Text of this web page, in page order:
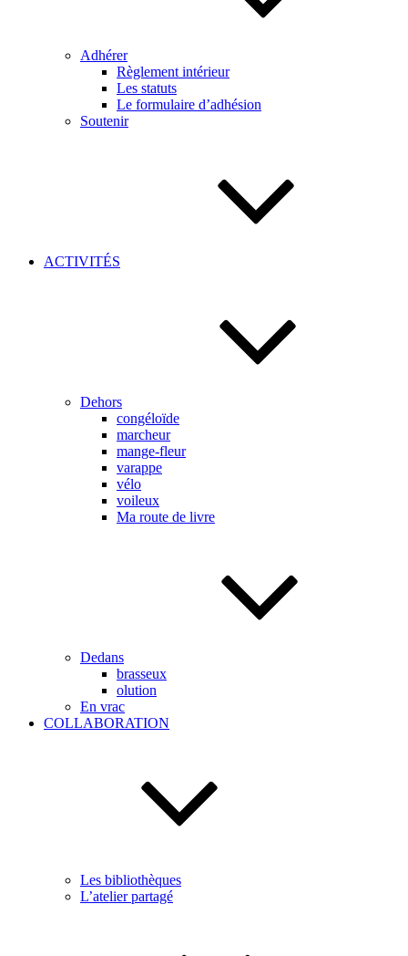
Adhérer
Règlement intérieur
Les statuts
Le formulaire d’adhésion
Soutenir
ACTIVITÉS
Dehors
congéloïde
marcheur
mange-fleur
varappe
vélo
voileux
Ma route de livre
Dedans
brasseux
olution
En vrac
COLLABORATION
Les bibliothèques
L’atelier partagé